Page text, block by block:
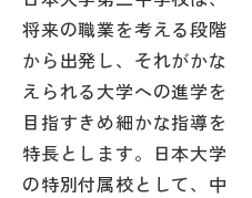
帰国生受験情報
説明会・イベント情報
よみもの
将来の職業を考える段階
から出発し、それがかな
えられる大学への進学を
目指すきめ細かな指導を
特長とします。日本大学
の特別付属校として、中